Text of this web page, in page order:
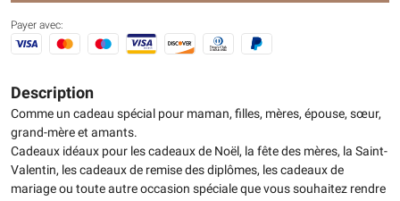
Payer avec:
Description
Comme un cadeau spécial pour maman, filles, mères, épouse, sœur,
grand-mère et amants.
Cadeaux idéaux pour les cadeaux de Noël, la fête des mères, la Saint-
Valentin, les cadeaux de remise des diplômes, les cadeaux de
mariage ou toute autre occasion spéciale que vous souhaitez rendre